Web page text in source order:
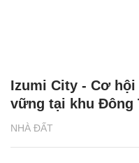
NHÀ ĐẤT
Izumi City - Cơ
vững tại khu Đông